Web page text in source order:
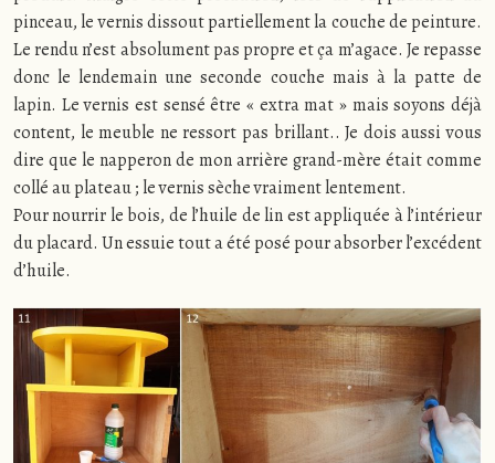
pinceau, le vernis dissout partiellement la couche de peinture.
Le rendu n’est absolument pas propre et ça m’agace. Je repasse
donc le lendemain une seconde couche mais à la patte de
lapin. Le vernis est sensé être « extra mat » mais soyons déjà
content, le meuble ne ressort pas brillant.. Je dois aussi vous
dire que le napperon de mon arrière grand-mère était comme
collé au plateau ; le vernis sèche vraiment lentement.
Pour nourrir le bois, de l’huile de lin est appliquée à l’intérieur
du placard. Un essuie tout a été posé pour absorber l’excédent
d’huile.